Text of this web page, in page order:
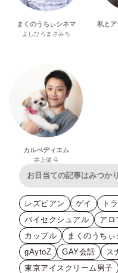
まくのうちぃシネマ
よしひろまさみち
私と
カルぺディエム
井上健斗
レズビアン ゲイ
ト
バイセクシュアル
アロ
カップル
まくのうちぃ
gAytoZ
GAY会話 ス
東京アイスクリーム男子